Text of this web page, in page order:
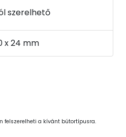
szerelhető
x 24 mm
felszerelheti a kívánt bútortípusra.